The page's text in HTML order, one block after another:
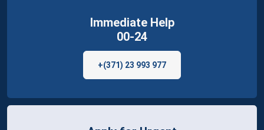
Immediate Help
00-24
+(371) 23 993 977